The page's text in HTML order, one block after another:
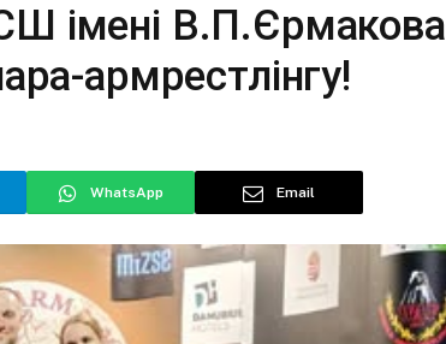
імені В.П.Єрмакова
армрестлінгу!
WhatsApp Email